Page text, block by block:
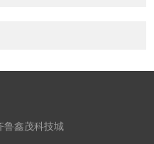
鲁鑫茂科技城